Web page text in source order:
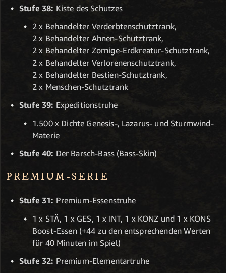
Stufe 38: Kiste des Schutzes
2 x Behandelter Verderbtenschutztrank,
2 x Behandelter Ahnen-Schutztrank,
2 x Behandelter Zornige-Erdkreatur-Schutztrank,
2 x Behandelter Verlorenenschutztrank,
2 x Behandelter Bestien-Schutztrank,
2 x Menschen-Schutztrank
Stufe 39: Expeditionstruhe
1.500 x Dichte Genesis-, Lazarus- und Sturmwind-
Materie
Stufe 40: Der Barsch-Bass (Bass-Skin)
PREMIUM-SERIE
Stufe 31: Premium-Essenstruhe
1 x STÄ, 1 x GES, 1 x INT, 1 x KONZ und 1 x KONS
Boost-Essen (+44 zu den entsprechenden Werten
für 40 Minuten im Spiel)
Stufe 32: Premium-Elementartruhe